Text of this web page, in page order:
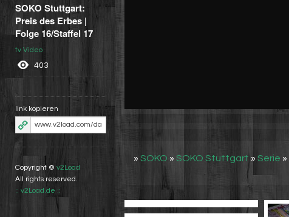
SOKO Stuttgart:
Preis des Erbes |
Folge 16/Staffel 17
tv Video
403
link kopieren
Copyright © v2Load
All rights reserved.
:: v2Load.de ::
» SOKO » SOKO Stuttgart » Serie »